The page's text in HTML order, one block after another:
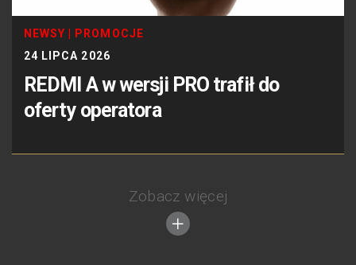
NEWSY
PROMOCJE
24 LIPCA 2026
REDMI A w wersji PRO trafił do
oferty operatora
Zobacz więcej